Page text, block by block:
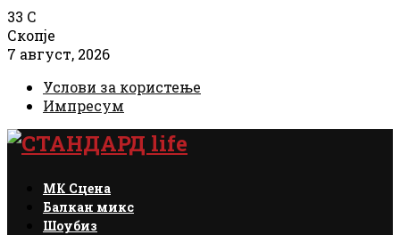
33 C
Скопје
7 август, 2026
Услови за користење
Импресум
Facebook
Instagram
Email
Rss
МК Сцена
Балкан микс
Шоубиз